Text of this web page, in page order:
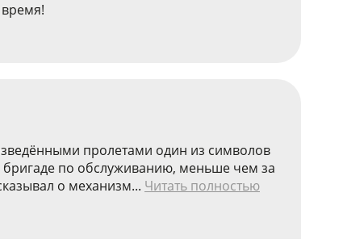
пролетами один из символов
бригаде по обслуживанию, меньше чем за
о механизм... Читать полностью